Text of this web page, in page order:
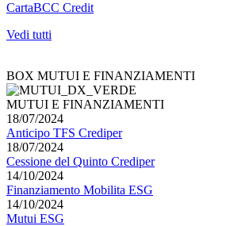
CartaBCC Credit
Vedi tutti
BOX MUTUI E FINANZIAMENTI
MUTUI E FINANZIAMENTI
18/07/2024
Anticipo TFS Crediper
18/07/2024
Cessione del Quinto Crediper
14/10/2024
Finanziamento Mobilita ESG
14/10/2024
Mutui ESG